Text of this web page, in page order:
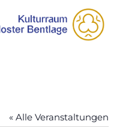
« Alle Veranstaltungen